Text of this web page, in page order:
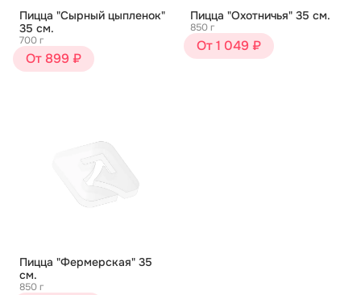
Пицца "Сырный цыпленок"
35 см.
700 г
От 899 ₽
Пицца "Охотничья" 35 см.
850 г
От 1 049 ₽
Пицца "Фермерская" 35
см.
850 г